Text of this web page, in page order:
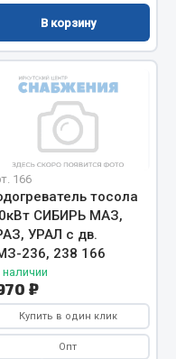
В корзину
166
тосола
СИБИРЬ МАЗ,
УРАЛ с дв.
236, 238 166
₽
Купить в один клик
Опт